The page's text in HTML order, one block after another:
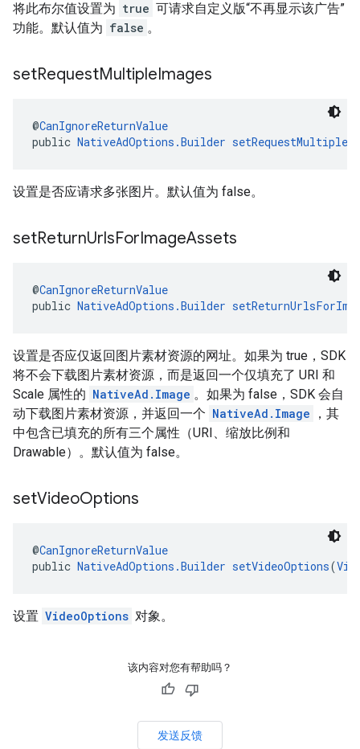
将此布尔值设置为 true 可请求自定义版“不再显示该广告”
功能。默认值为 false 。
setRequestMultipleImages
@CanIgnoreReturnValue
public NativeAdOptions.Builder
设置是否应请求多张图片。默认值为 false。
setReturnUrlsForImageAssets
@CanIgnoreReturnValue
public NativeAdOptions.Builder
设置是否应仅返回图片素材资源的网址。如果为 true，SDK
将不会下载图片素材资源，而是返回一个仅填充了 URI 和
Scale 属性的 NativeAd.Image 。如果为 false，SDK 会自
动下载图片素材资源，并返回一个 NativeAd.Image
，其
中包含已填充的所有三个属性（URI、缩放比例和
Drawable）。默认值为 false。
setVideoOptions
@CanIgnoreReturnValue
public NativeAdOptions.Builder setVideoOptions(
设置 VideoOptions 对象。
该内容对您有帮助吗？
发送反馈